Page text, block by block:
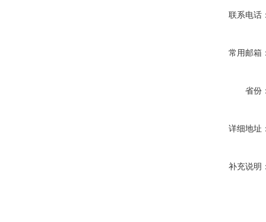
联系电话
常用邮箱
省份
详细地址
补充说明